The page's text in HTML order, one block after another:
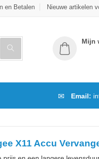
en Betalen Nieuwe artikelen
Mijn
Email:
X11 Accu